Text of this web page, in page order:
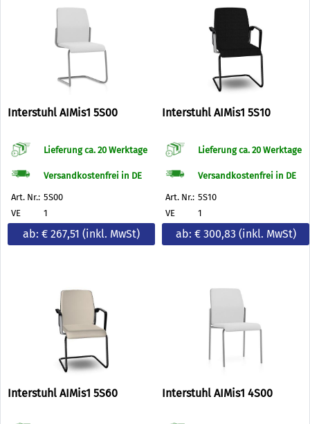
Interstuhl AIMis1 5S00
Lieferung ca. 20 Werktage
Versandkostenfrei in DE
Art. Nr.: 5S00
VE
1
ab: € 267,51 (inkl. MwSt)
Interstuhl AIMis1 5S10
Lieferung ca. 20 Werktage
Versandkostenfrei in DE
Art. Nr.: 5S10
VE
1
ab: € 300,83 (inkl. MwSt)
Interstuhl AIMis1 5S60 Interstuhl AIMis1 4S00